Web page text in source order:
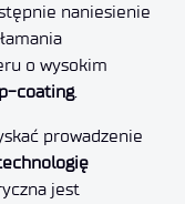
naniesienie
o wysokim
coating.
prowadzenie
jest